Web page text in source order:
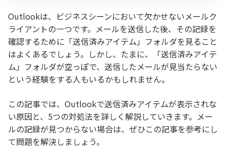
Outlookは、ビジネスシーンにおいて欠かせないメールク
ライアントの一つです。メールを送信した後、その記録を
確認するために「送信済みアイテム」フォルダを見ること
はよくあるでしょう。しかし、たまに、「送信済みアイテ
ム」フォルダが空っぽで、送信したメールが見当たらない
という経験をする人もいるかもしれません。
この記事では、Outlookで送信済みアイテムが表示されな
い原因と、5つの対処法を詳しく解説していきます。メー
ルの記録が見つからない場合は、ぜひこの記事を参考にし
て問題を解決しましょう。